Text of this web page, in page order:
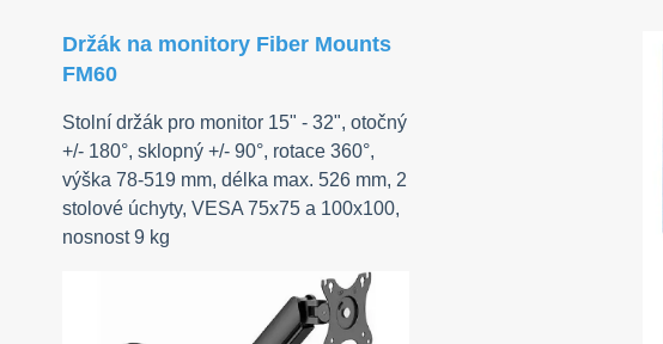
Držák na monitory Fiber Mounts
FM60
Stolní držák pro monitor 15" - 32", otočný
+/- 180°, sklopný +/- 90°, rotace 360°,
výška 78-519 mm, délka max. 526 mm, 2
stolové úchyty, VESA 75x75 a 100x100,
nosnost 9 kg